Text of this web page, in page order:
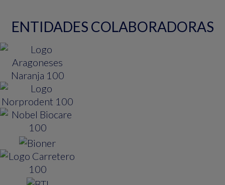
ENTIDADES COLABORADORAS